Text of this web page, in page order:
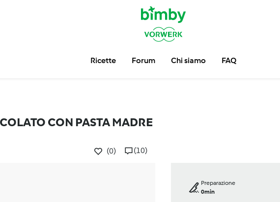
Ricette Forum Chi siamo FAQ
CON PASTA MADRE
(0) (10)
Preparazione
0min